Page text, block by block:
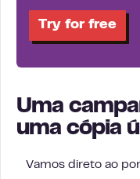
Try for free
Uma
uma cópia
Vamos direto ao